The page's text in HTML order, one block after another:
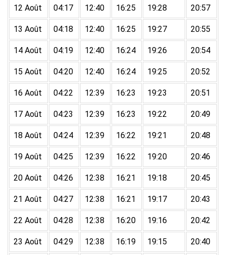
12 Août 04:17 12:40 16:25 19:28 20:57
13 Août 04:18 12:40 16:25 19:27 20:55
14 Août 04:19 12:40 16:24 19:26 20:54
15 Août 04:20 12:40 16:24 19:25 20:52
16 Août 04:22 12:39 16:23 19:23 20:51
17 Août 04:23 12:39 16:23 19:22 20:49
18 Août 04:24 12:39 16:22 19:21 20:48
19 Août 04:25 12:39 16:22 19:20 20:46
20 Août 04:26 12:38 16:21 19:18 20:45
21 Août 04:27 12:38 16:21 19:17 20:43
22 Août 04:28 12:38 16:20 19:16 20:42
23 Août 04:29 12:38 16:19 19:15 20:40